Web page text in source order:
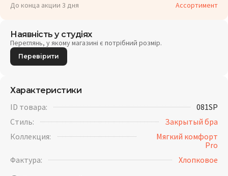
До конца акции 3 дня Ассортимент
Наявність у студіях
Переглянь, у якому магазині є потрібний розмір.
Перевірити
Характеристики
ID товара:
081SP
Стиль:
Закрытый бра
Коллекция:
Мягкий комфорт
Pro
Фактура:
Хлопковое